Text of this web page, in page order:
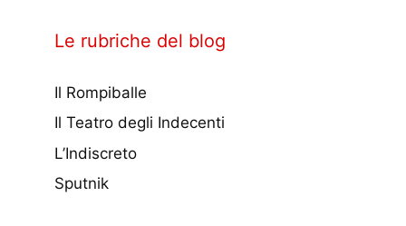
Le rubriche del blog
Il Rompiballe
Il Teatro degli Indecenti
L’Indiscreto
Sputnik